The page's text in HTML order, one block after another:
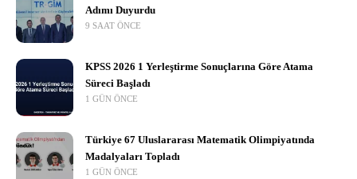
Adımı Duyurdu
9 SAAT ÖNCE
KPSS 2026 1 Yerleştirme Sonuçlarına Göre Atama
Süreci Başladı
1 GÜN ÖNCE
Türkiye 67 Uluslararası Matematik Olimpiyatında
Madalyaları Topladı
1 GÜN ÖNCE